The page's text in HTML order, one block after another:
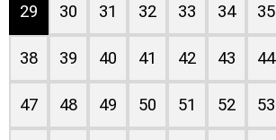
29 30 31 32 33 34 35
38 39 40 41 42 43 44
47 48 49 50 51 52 53